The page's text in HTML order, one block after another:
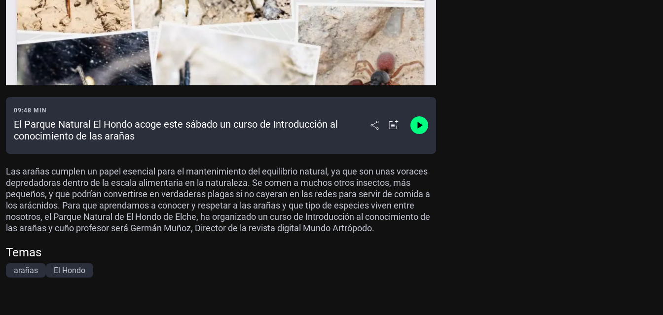
09:48 MIN
El Parque Natural El Hondo acoge este sábado un curso de Introducción al
conocimiento de las arañas
Las arañas cumplen un papel esencial para el mantenimiento del equilibrio natural, ya que son unas voraces
depredadoras dentro de la escala alimentaria en la naturaleza. Se comen a muchos otros insectos, más
pequeños, y que podrían convertirse en verdaderas plagas si no cayeran en las redes para servir de comida a
los arácnidos. Para que aprendamos a conocer y respetar a las arañas y que tipo de especies viven entre
nosotros, el Parque Natural de El Hondo de Elche, ha organizado un curso de Introducción al conocimiento de
las arañas y cuño profesor será Germán Muñoz, Director de la revista digital Mundo Artrópodo.
Temas
arañas El Hondo